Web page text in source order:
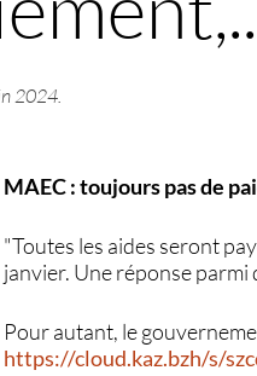
2024.
MAEC : toujours pas de
"Toutes les aides seront
janvier. Une réponse parmi
Pour autant, le
https://cloud.kaz.bzh/s/